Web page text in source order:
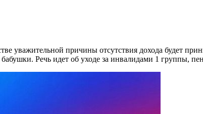
уважительной причины отсутствия дохода будет
Речь идет об уходе за инвалидами 1 группы,